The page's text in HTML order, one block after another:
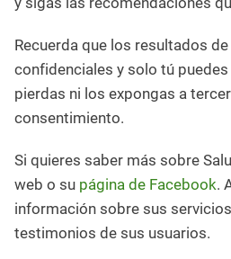
Recuerda que los resultados
confidenciales y solo tú
pierdas ni los expongas a
consentimiento.
Si quieres saber más sobre
web o su página de Facebook.
información sobre sus
testimonios de sus usuarios.